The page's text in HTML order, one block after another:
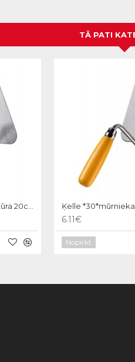
TĀ PATI
6.11€
Nopirkt